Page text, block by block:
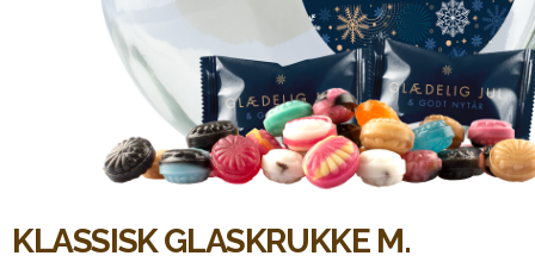
KLASSISK GLASKRUKKE M.